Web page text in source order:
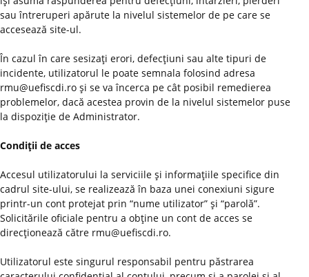
sau întreruperi apărute la nivelul sistemelor de pe care se
accesează site-ul.
În cazul în care sesizaţi erori, defecţiuni sau alte tipuri de
incidente, utilizatorul le poate semnala folosind adresa
rmu@uefiscdi.ro şi se va încerca pe cât posibil remedierea
problemelor, dacă acestea provin de la nivelul sistemelor puse
la dispoziţie de Administrator.
Condiţii de acces
Accesul utilizatorului la serviciile şi informaţiile specifice din
cadrul site-ului, se realizează în baza unei conexiuni sigure
printr-un cont protejat prin “nume utilizator” şi “parolă”.
Solicitările oficiale pentru a obţine un cont de acces se
direcţionează către rmu@uefiscdi.ro.
Utilizatorul este singurul responsabil pentru păstrarea